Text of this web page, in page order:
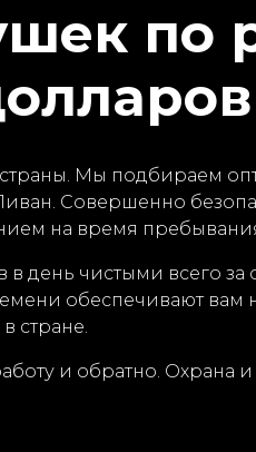
по
Мы подбираем
Совершенно
на время
день чистыми всего за
обеспечивают вам
стране.
и обратно. Охрана